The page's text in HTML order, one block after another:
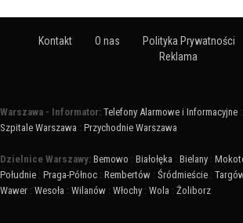
Kontakt O nas Polityka Prywatności
Reklama
Warszawa - Informator: Telefony Alarmowe i Informacyjne :
Szpitale Warszawa : Przychodnie Warszawa
Dzielnice Warszawy: Bemowo : Białołęka : Bielany :
Południe : Praga-Północ : Rembertów : Śródmieście :
Wawer : Wesoła : Wilanów : Włochy : Wola : Żoliborz